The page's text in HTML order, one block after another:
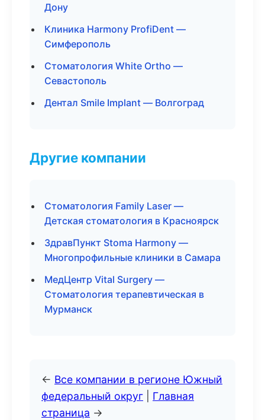
Дону
Клиника Harmony ProfiDent —
Симферополь
Стоматология White Ortho —
Севастополь
Дентал Smile Implant — Волгоград
Другие компании
Стоматология Family Laser —
Детская стоматология в Красноярск
ЗдравПункт Stoma Harmony —
Многопрофильные клиники в Самара
МедЦентр Vital Surgery —
Стоматология терапевтическая в
Мурманск
← Все компании в регионе Южный
федеральный округ
Главная
страница →